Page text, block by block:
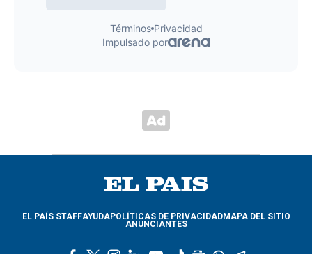
EL PAÍS STAFFAYUDAPOLÍTICAS DE PRIVACIDADMAPA DEL SITIO
ANUNCIANTES